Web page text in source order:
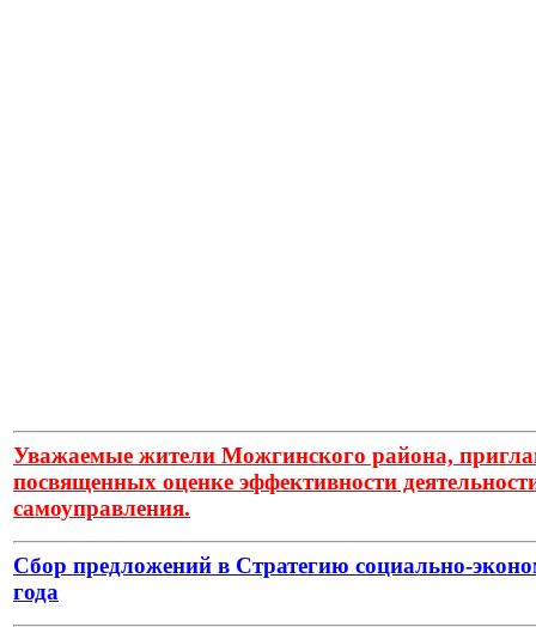
Уважаемые жители Можгинского района,
посвященных оценке эффективности
самоуправления.
Сбор предложений в Стратегию социально-
года